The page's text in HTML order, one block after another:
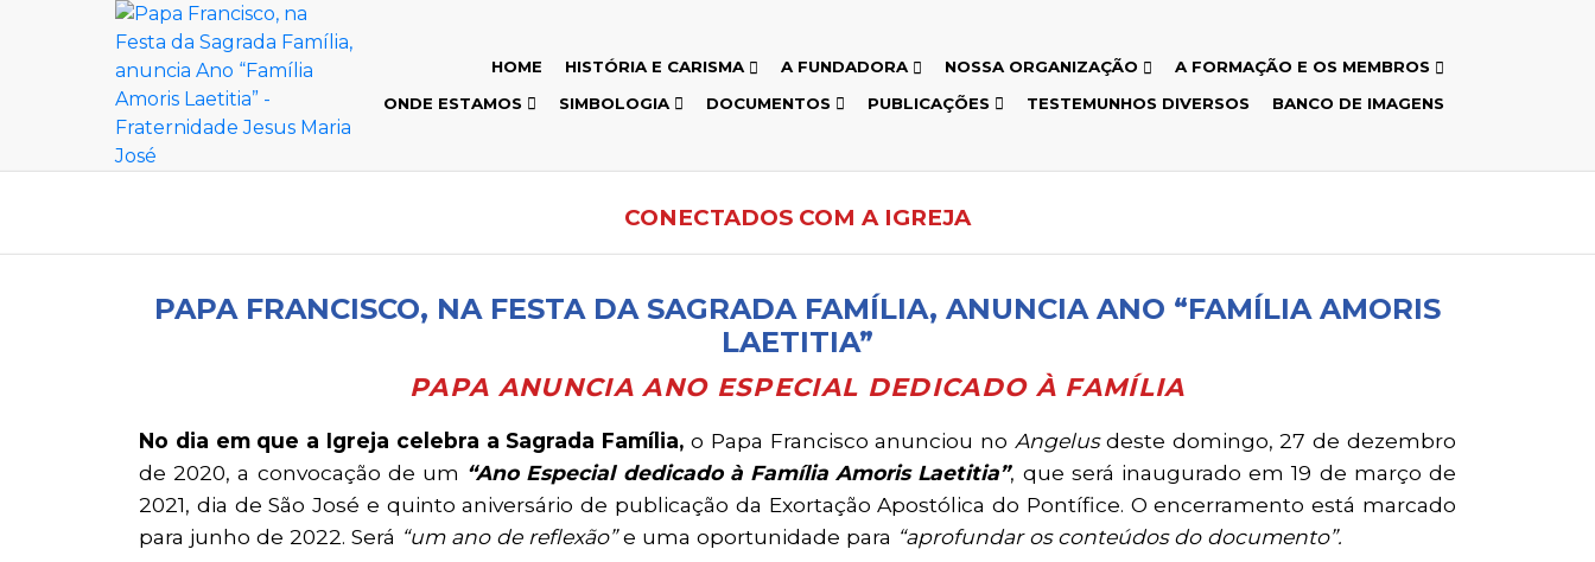
HOME HISTÓRIA E CARISMA A FUNDADORA NOSSA ORGANIZAÇÃO
A FORMAÇÃO E OS MEMBROS
ONDE ESTAMOS
SIMBOLOGIA DOCUMENTOS PUBLICAÇÕES TESTEMUNHOS DIVERSOS BANCO DE IMAGENS
CONECTADOS COM A IGREJA
PAPA FRANCISCO, NA FESTA DA SAGRADA FAMÍLIA, ANUNCIA ANO “FAMÍLIA AMORIS
LAETITIA”
PAPA ANUNCIA ANO ESPECIAL DEDICADO À FAMÍLIA
No dia em que a Igreja celebra a Sagrada Família, o Papa Francisco anunciou noAngelusdeste domingo, 27 de dezembro
de 2020, a convocação de um “Ano Especial dedicado à Família Amoris Laetitia”, que será inaugurado em 19 de março de
2021, dia de São José e quinto aniversário de publicação da Exortação Apostólica do Pontífice. O encerramento está marcado
para junho de 2022. Será “um ano de reflexão”e uma oportunidade para “aprofundar os conteúdos do documento”.